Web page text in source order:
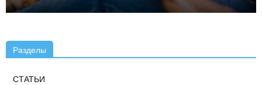
Разделы
СТАТЬИ